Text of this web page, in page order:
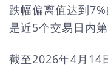
跌幅偏离值达到
是近5个交易日内第
截至2026年4月14